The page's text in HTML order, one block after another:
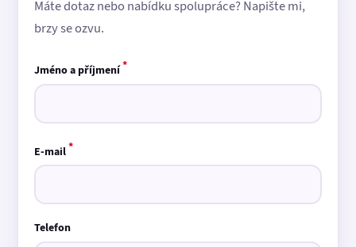
Máte dotaz nebo nabídku spolupráce? Napište mi,
brzy se ozvu.
Jméno a příjmení*
E-mail*
Telefon